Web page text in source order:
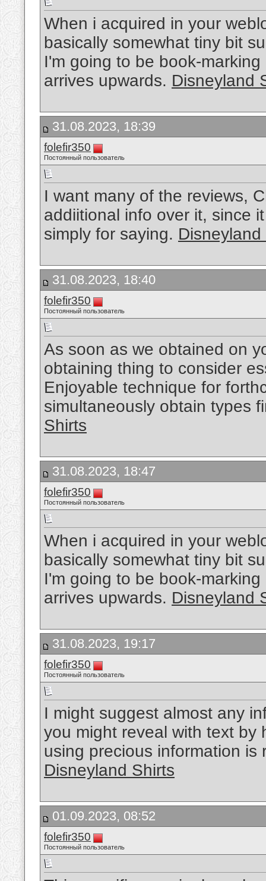
When i acquired in your
basically somewhat tiny bit
I'm going to be book-
arrives upwards. Disneyland
31.08.2023, 18:39
folefir350
Постоянный пользователь
I want many of the reviews,
addiitional info over it, since
simply for saying. Disneyland
31.08.2023, 18:40
folefir350
Постоянный пользователь
As soon as we obtained on
obtaining thing to consider
Enjoyable technique for
simultaneously obtain types
Shirts
31.08.2023, 18:47
folefir350
Постоянный пользователь
When i acquired in your
basically somewhat tiny bit
I'm going to be book-
arrives upwards. Disneyland
31.08.2023, 19:17
folefir350
Постоянный пользователь
I might suggest almost any
you might reveal with text by
using precious information is
Disneyland Shirts
01.09.2023, 08:52
folefir350
Постоянный пользователь